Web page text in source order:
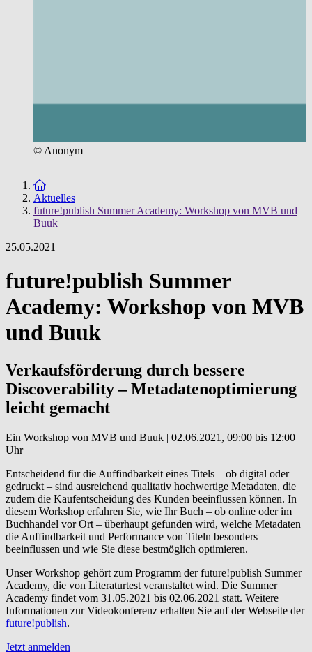
© Anonym
Zur Startseite
Aktuelles
future!publish Summer Academy: Workshop von MVB und
Buuk
25.05.2021
future!publish Summer
Academy: Workshop von MVB
und Buuk
Verkaufsförderung durch bessere
Discoverability – Metadatenoptimierung
leicht gemacht
Ein Workshop von MVB und Buuk | 02.06.2021, 09:00 bis 12:00
Uhr
Entscheidend für die Auffindbarkeit eines Titels – ob digital oder
gedruckt – sind ausreichend qualitativ hochwertige Metadaten, die
zudem die Kaufentscheidung des Kunden beeinflussen können. In
diesem Workshop erfahren Sie, wie Ihr Buch – ob online oder im
Buchhandel vor Ort – überhaupt gefunden wird, welche Metadaten
die Auffindbarkeit und Performance von Titeln besonders
beeinflussen und wie Sie diese bestmöglich optimieren.
Unser Workshop gehört zum Programm der future!publish Summer
Academy, die von Literaturtest veranstaltet wird. Die Summer
Academy findet vom 31.05.2021 bis 02.06.2021 statt. Weitere
Informationen zur Videokonferenz erhalten Sie auf der Webseite der
future!publish.
Jetzt anmelden